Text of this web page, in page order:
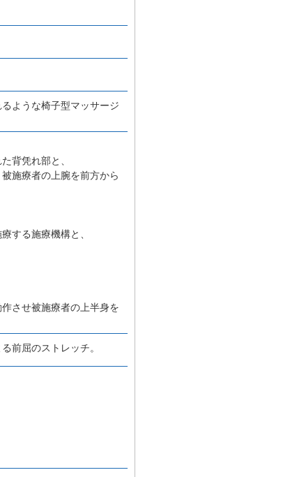
ような椅子型マッサージ
背凭れ部と、
施療者の上腕を前方から
する施療機構と、
させ被施療者の上半身を
前屈のストレッチ。